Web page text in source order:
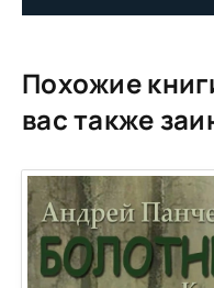
Похожие
вас также